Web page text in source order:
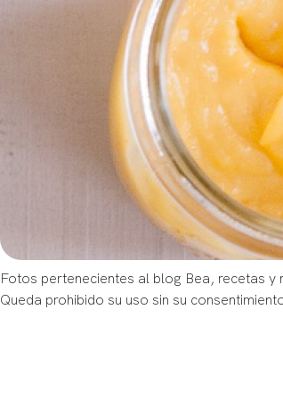
Fotos pertenecientes al blog Bea, recetas y
Queda prohibido su uso sin su